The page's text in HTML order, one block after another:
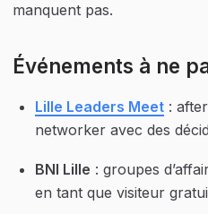
manquent pas.
Lille Leaders Meet :
networker avec des
BNI Lille : groupes
en tant que visiteur